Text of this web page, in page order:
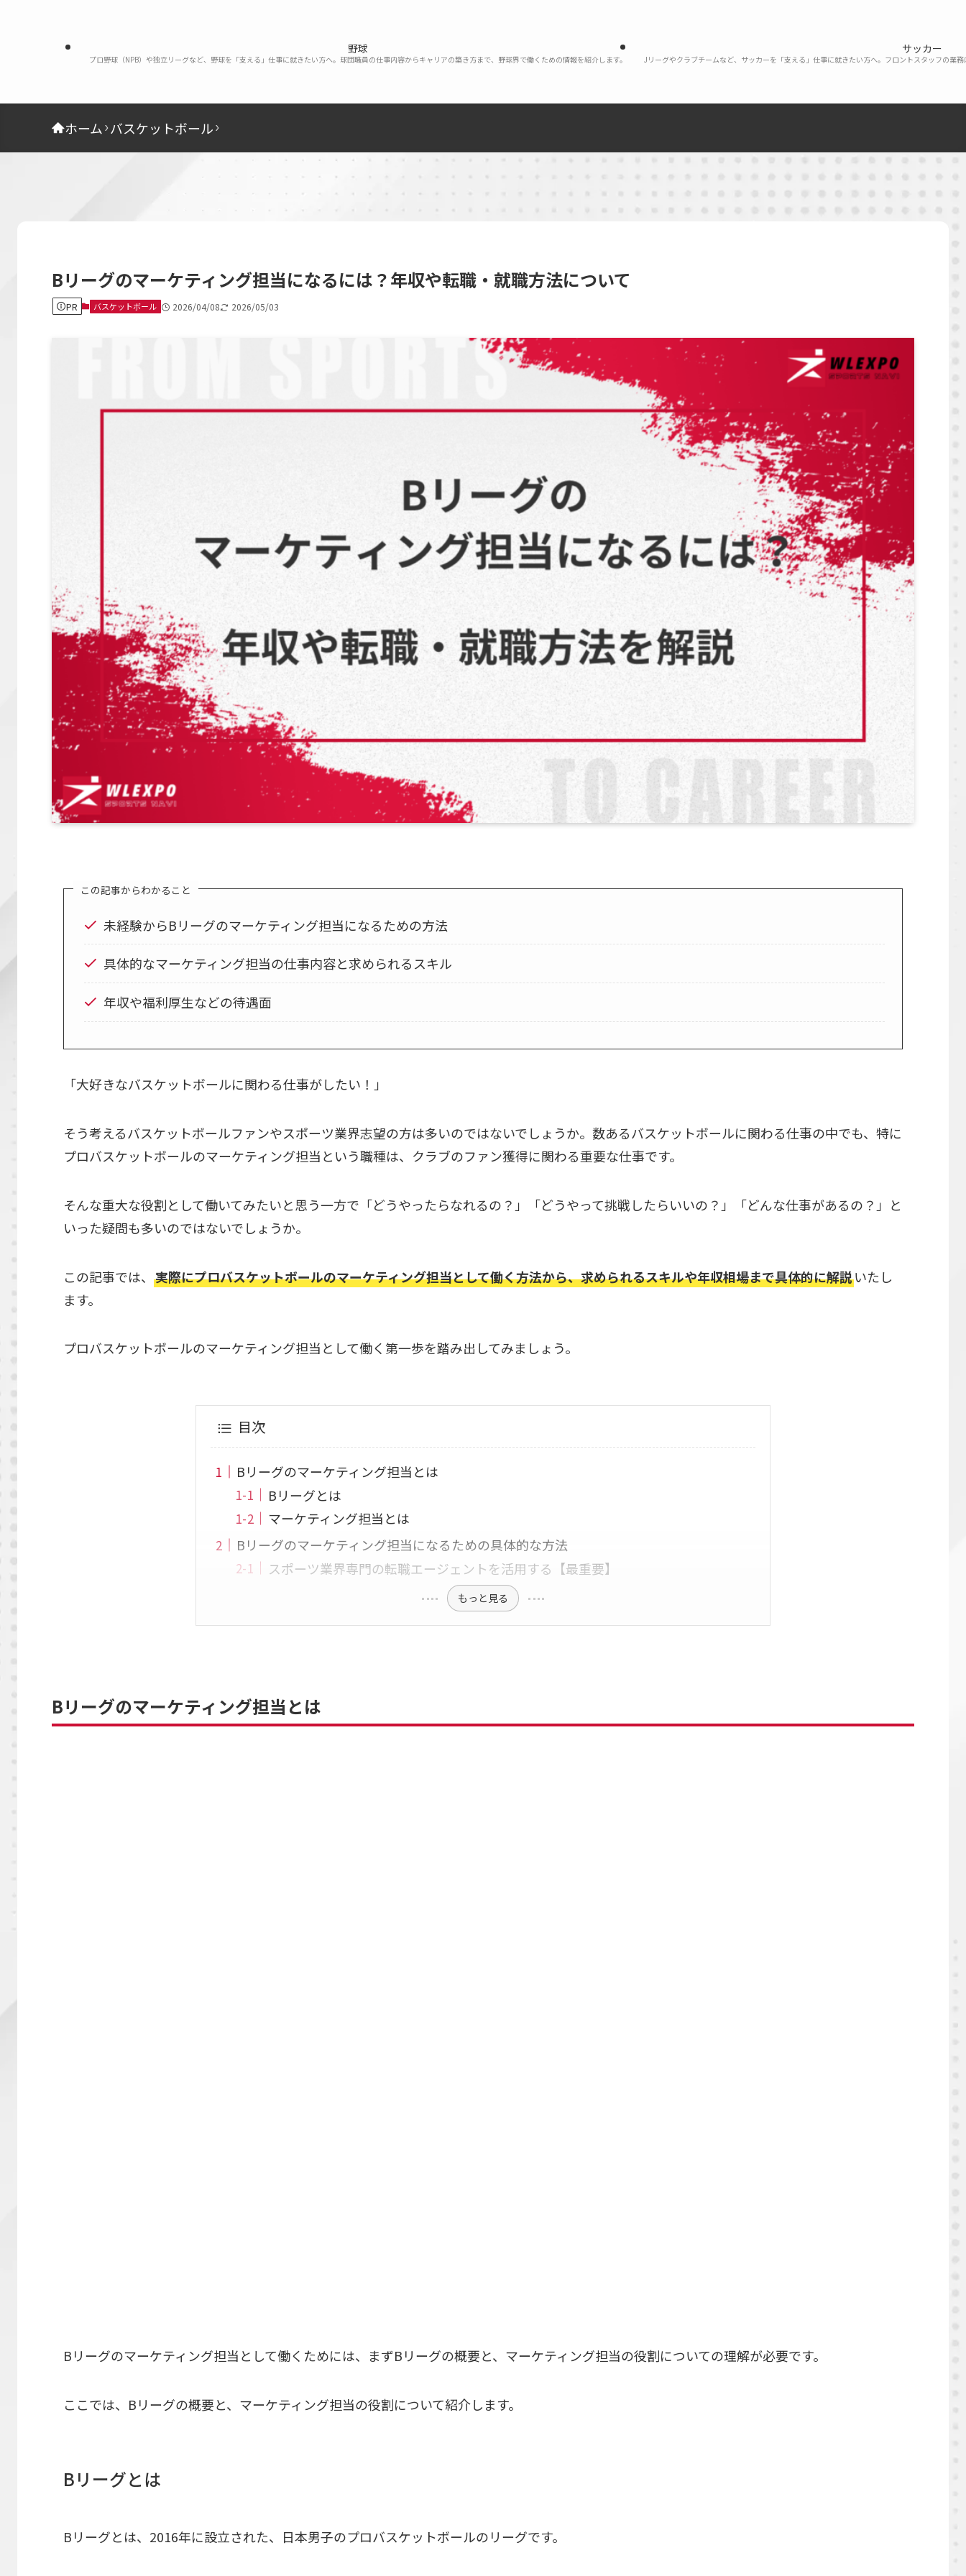
野球
プロ野球（NPB）や独立リーグなど、野球を「支える」仕事に就きたい方へ。球団職員の仕事内容からキャリアの築き方まで、野球界で働くための情報を紹介します。
サッカー
Jリーグやクラブチームなど、サッカーを「支える」仕事に就きたい方へ。フロントスタッフの業
ホーム バスケットボール
Bリーグのマーケティング担当になるには？年収や転職・就職方法について
PR バスケットボール 2026/04/08 2026/05/03
この記事からわかること
未経験からBリーグのマーケティング担当になるための方法
具体的なマーケティング担当の仕事内容と求められるスキル
年収や福利厚生などの待遇面
「大好きなバスケットボールに関わる仕事がしたい！」
そう考えるバスケットボールファンやスポーツ業界志望の方は多いのではないでしょうか。数あるバスケットボールに関わる仕事の中でも、特に
プロバスケットボールのマーケティング担当という職種は、クラブのファン獲得に関わる重要な仕事です。
そんな重大な役割として働いてみたいと思う一方で「どうやったらなれるの？」「どうやって挑戦したらいいの？」「どんな仕事があるの？」と
いった疑問も多いのではないでしょうか。
この記事では、 実際にプロバスケットボールのマーケティング担当として働く方法から、求められるスキルや年収相場まで具体的に解説いたし
ます。
プロバスケットボールのマーケティング担当として働く第一歩を踏み出してみましょう。
目次
Bリーグのマーケティング担当とは
Bリーグとは
マーケティング担当とは
Bリーグのマーケティング担当になるための具体的な方法
スポーツ業界専門の転職エージェントを活用する【最重要】
もっと見る
Bリーグのマーケティング担当とは
Bリーグのマーケティング担当として働くためには、まずBリーグの概要と、マーケティング担当の役割についての理解が必要です。
ここでは、Bリーグの概要と、マーケティング担当の役割について紹介します。
Bリーグとは
Bリーグとは、2016年に設立された、日本男子のプロバスケットボールのリーグです。